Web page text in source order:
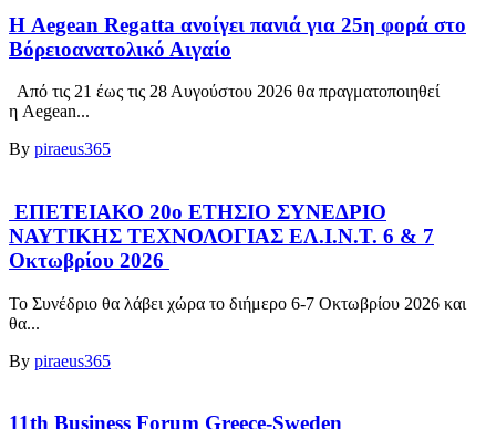
Η Aegean Regatta ανοίγει πανιά για 25η φορά στο
Βόρειοανατολικό Αιγαίο
Από τις 21 έως τις 28 Αυγούστου 2026 θα πραγματοποιηθεί
η Aegean...
By piraeus365
ΕΠΕΤΕΙΑΚΟ 20ο ΕΤΗΣΙΟ ΣΥΝΕΔΡΙΟ
ΝΑΥΤΙΚΗΣ ΤΕΧΝΟΛΟΓΙΑΣ ΕΛ.Ι.Ν.Τ. 6 & 7
Οκτωβρίου 2026
Το Συνέδριο θα λάβει χώρα το διήμερο 6-7 Οκτωβρίου 2026 και
θα...
By piraeus365
11th Business Forum Greece-Sweden